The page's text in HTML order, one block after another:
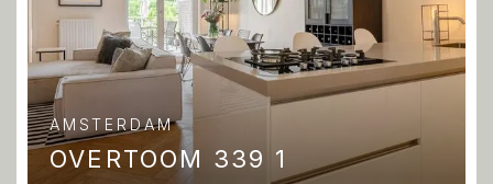
AMSTERDAM
OVERTOOM 339 1